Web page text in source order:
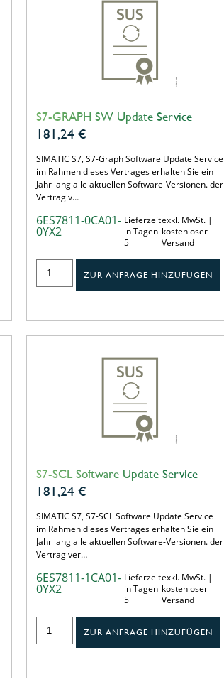
S7-GRAPH SW Update Service
181,24 €
SIMATIC S7, S7-Graph Software Update Service
im Rahmen dieses Vertrages erhalten Sie ein
Jahr lang alle aktuellen Software-Versionen. der
Vertrag v…
6ES7811-0CA01-
0YX2
Lieferzeit
in Tagen
5
exkl. MwSt. |
kostenloser
Versand
ZUR ANFRAGE HINZUFÜGEN
S7-SCL Software Update Service
181,24 €
SIMATIC S7, S7-SCL Software Update Service
im Rahmen dieses Vertrages erhalten Sie ein
Jahr lang alle aktuellen Software-Versionen. der
Vertrag ver…
6ES7811-1CA01-
0YX2
Lieferzeit
in Tagen
5
exkl. MwSt. |
kostenloser
Versand
ZUR ANFRAGE HINZUFÜGEN